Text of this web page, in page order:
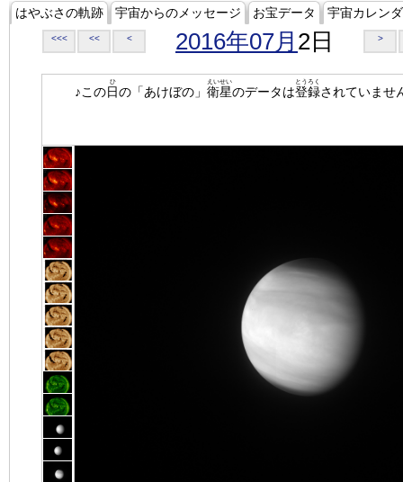
はやぶさの軌跡 宇宙からのメッセージ お宝データ 宇宙カレン
<<< << < 2016年07月 2日 >
♪この日
ひ
の「あけぼの」 衛星
えいせい
のデータは登録
とうろく
されていませ